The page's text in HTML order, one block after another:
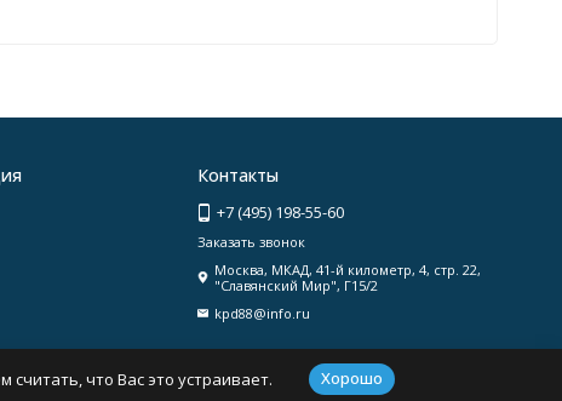
Контакты
+7 (495) 198-55-60
Заказать звонок
Москва, МКАД, 41-й километр, 4, стр. 22,
"Славянский Мир", Г15/2
kpd88@info.ru
что Вас это устраивает. Хорошо